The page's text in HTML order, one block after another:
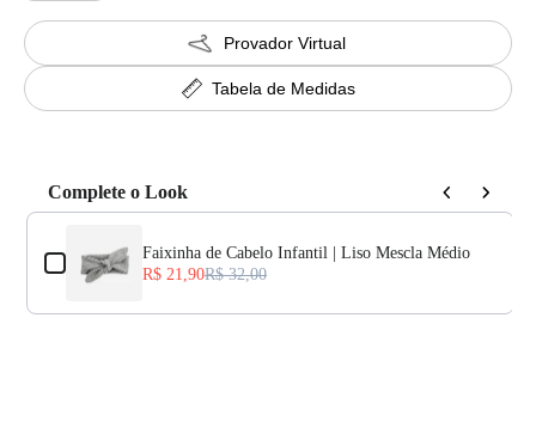
Provador Virtual
Tabela de Medidas
Complete o Look
Use the Previous and Next buttons to navigate through product
Faixinha de Cabelo Infantil | Liso Mescla Médio
R$ 21,90R$ 32,00